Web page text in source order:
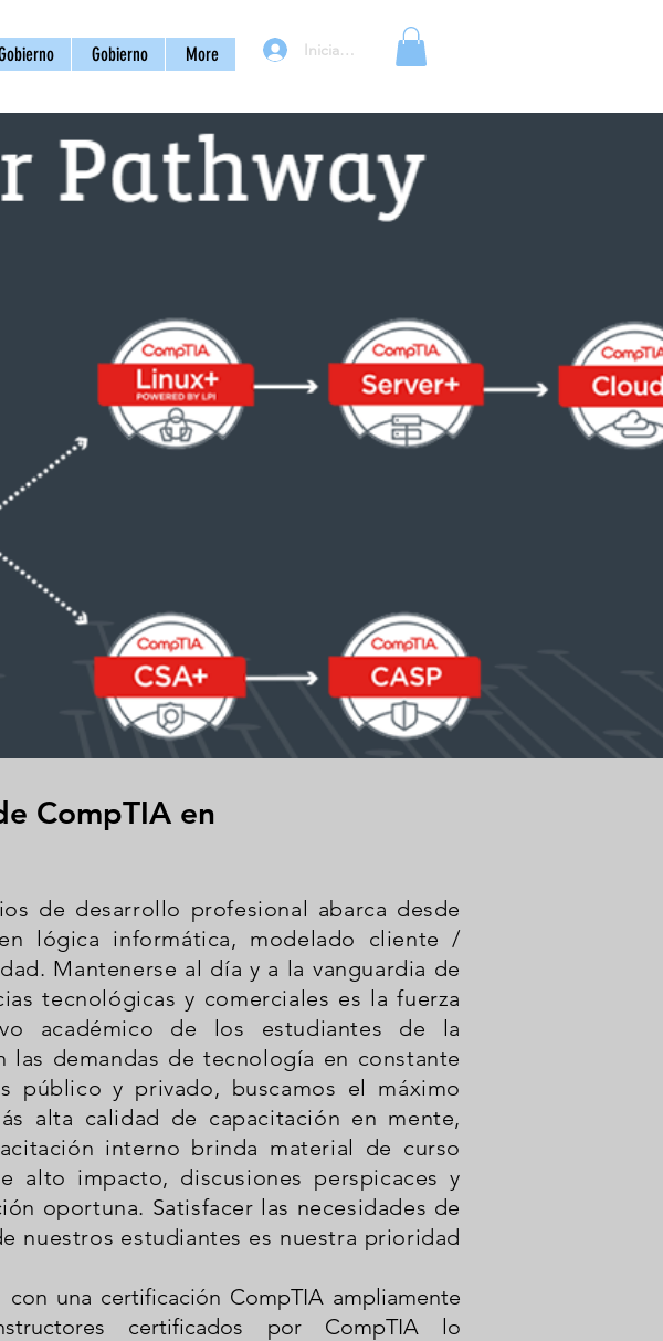
Gobierno More Iniciar sesión
CompTIA en
de desarrollo profesional abarca desde
lógica informática, modelado cliente /
Mantenerse al día y a la vanguardia de
tecnológicas y comerciales es la fuerza
académico de los estudiantes de la
las demandas de tecnología en constante
público y privado, buscamos el máximo
alta calidad de capacitación en mente,
interno brinda material de curso
alto impacto, discusiones perspicaces y
oportuna. Satisfacer las necesidades de
nuestros estudiantes es nuestra prioridad
con una certificación CompTIA ampliamente
certificados por CompTIA lo